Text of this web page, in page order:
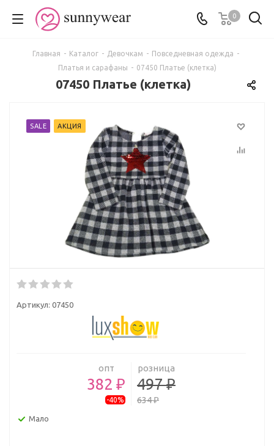
0
Главная - Каталог - Девочкам - Повседневная одежда -
Платья и сарафаны - 07450 Платье (клетка)
07450 Платье (клетка)
SALE АКЦИЯ
Артикул: 07450
опт
382 ₽
-40%
розница
497 ₽
634 ₽
Мало